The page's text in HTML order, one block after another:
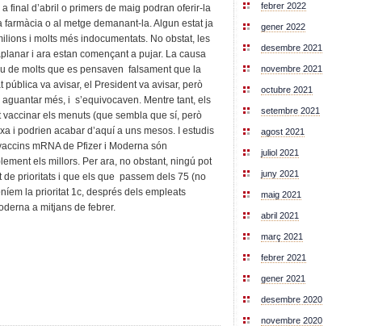
final d’abril o primers de maig podran oferir-la
o al metge demanant-la. Algun estat ja
i molts més indocumentats. No obstat, les
i ara estan començant a pujar. La causa
de molts que es pensaven falsament que la
pública va avisar, el President va avisar, però
més, i s’equivocaven. Mentre tant, els
els menuts (que sembla que sí, però
i podrien acabar d’aquí a uns mesos. I estudis
mRNA de Pfizer i Moderna són
els millors. Per ara, no obstant, ningú pot
de prioritats i que els que passem dels 75 (no
la prioritat 1c, després dels empleats
a mitjans de febrer.
febrer 2022
gener 2022
desembre 2021
novembre 2021
octubre 2021
setembre 2021
agost 2021
juliol 2021
juny 2021
maig 2021
abril 2021
març 2021
febrer 2021
gener 2021
desembre 2020
novembre 2020